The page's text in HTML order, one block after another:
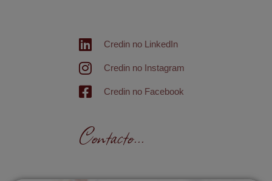
Credin no LinkedIn
Credin no Instagram
Credin no Facebook
Contacto...